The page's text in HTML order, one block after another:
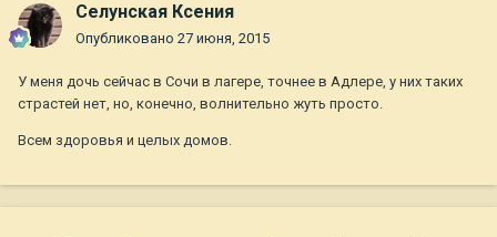
Селунская Ксения
Опубликовано 27 июня, 2015
У меня дочь сейчас в Сочи в лагере, точнее в Адлере, у них таких
страстей нет, но, конечно, волнительно жуть просто.
Всем здоровья и целых домов.